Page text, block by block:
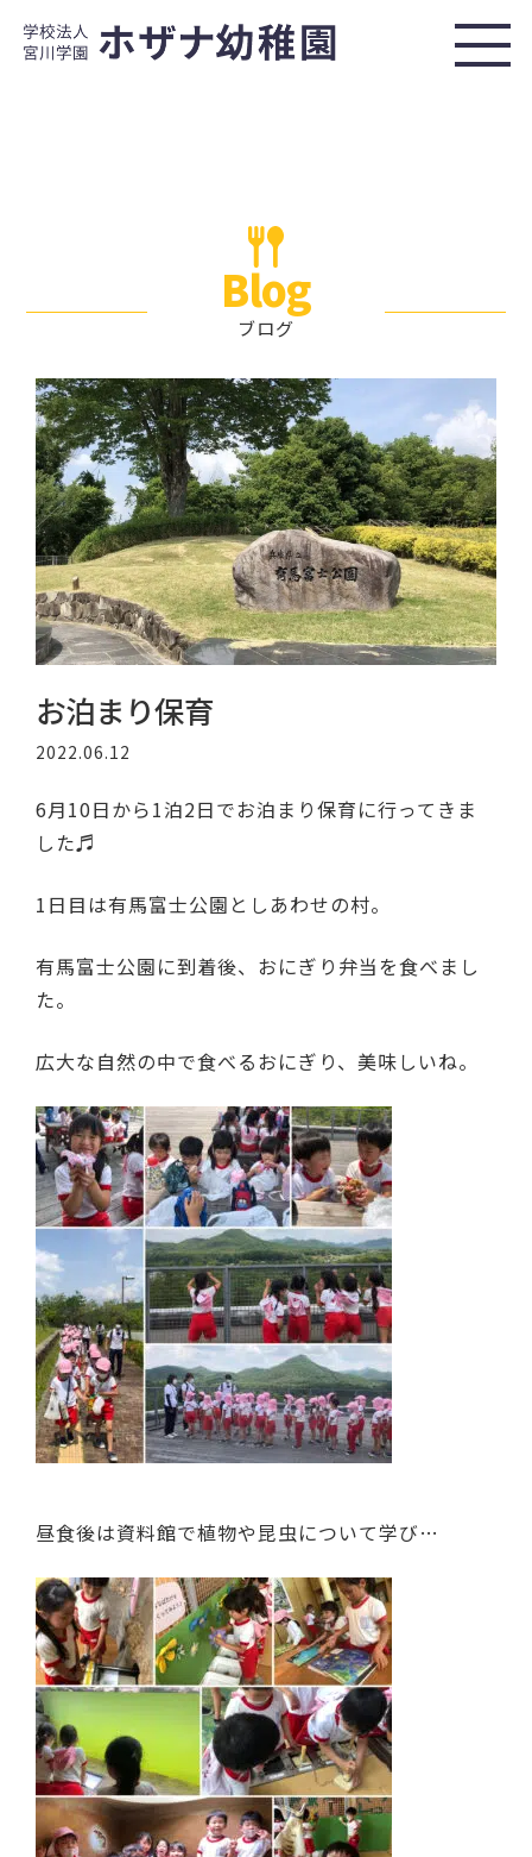
Blog
ブログ
お泊まり保育
2022.06.12
6月10日から1泊2日でお泊まり保育に行ってきま
した♬
1日目は有馬富士公園としあわせの村。
有馬富士公園に到着後、おにぎり弁当を食べまし
た。
広大な自然の中で食べるおにぎり、美味しいね。
昼食後は資料館で植物や昆虫について学び…